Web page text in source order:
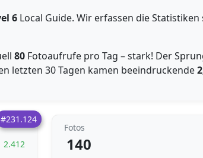
6 Local Guide. Wir erfassen die Statistiken
80 Fotoaufrufe pro Tag – stark! Der
letzten 30 Tagen kamen beeindruckende
#231.124
2.412
Fotos
140